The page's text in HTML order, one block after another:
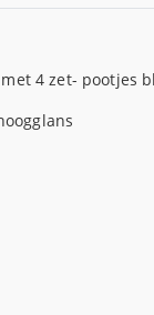
4 zet- pootjes